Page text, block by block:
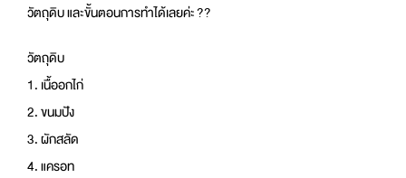
วัตถุดิบ และขั้นตอนการทำได้เลยค่ะ??
วัตถุดิบ
1. เนื้ออกไก่
2. ขนมปัง
3. ผักสลัด
4. แครอท